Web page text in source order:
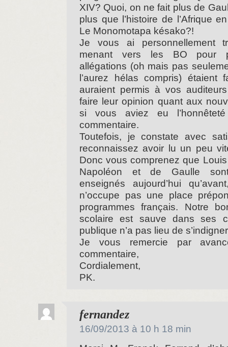
XIV? Quoi, on ne fait plus de
plus que l’histoire de l’Afrique
Le Monomotapa késako?!
Je vous ai personnellement
menant vers les BO pour
allégations (oh mais pas
l’aurez hélas compris) étaient
auraient permis à vos
faire leur opinion quant aux
si vous aviez eu
commentaire.
Toutefois, je constate avec
reconnaissez avoir lu un peu
Donc vous comprenez que Louis
Napoléon et de Gaulle
enseignés aujourd’hui
n’occupe pas une place
programmes français. Notre
scolaire est sauve dans ses
publique n’a pas lieu de
Je vous remercie par
commentaire,
Cordialement,
PK.
fernandez
16/09/2013 à 10 h 18 min